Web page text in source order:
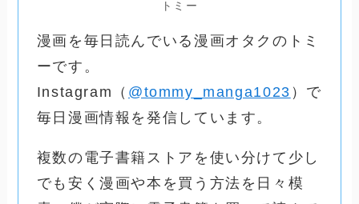
トミー
漫画を毎日読んでいる漫画オタクのトミ
ーです。
Instagram（ @tommy_manga1023 ）で
毎日漫画情報を発信しています。
複数の電子書籍ストアを使い分けて少し
でも安く漫画や本を買う方法を日々模